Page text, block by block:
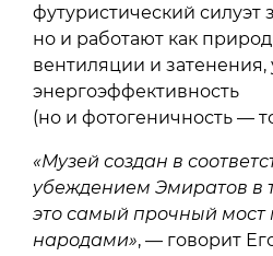
футуристический силуэт
но и работают как
вентиляции и затенения,
энергоэффективность
(но и фотогеничность —
«Музей создан в
убеждением Эмиратов в
это самый прочный мост
народами», — говорит